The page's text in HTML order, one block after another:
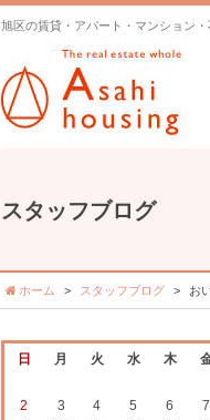
旭区の賃貸・アパート・マンション
スタッフブログ
ホーム スタッフブログ お
日 月 火 水 木
2
3 4 5 6 7